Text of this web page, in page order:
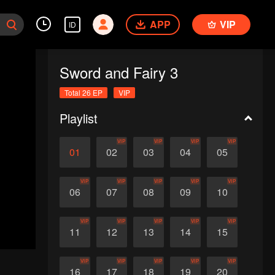
ID APP VIP
Sword and Fairy 3
Total 26 EP VIP
Playlist
01 02
VIP
03
VIP
04
VIP
05
VIP
06
VIP
07
VIP
08
VIP
09
VIP
10
VIP
11
VIP
12
VIP
13
VIP
14
VIP
15
VIP
16
VIP
17
VIP
18
VIP
19
VIP
20
VIP